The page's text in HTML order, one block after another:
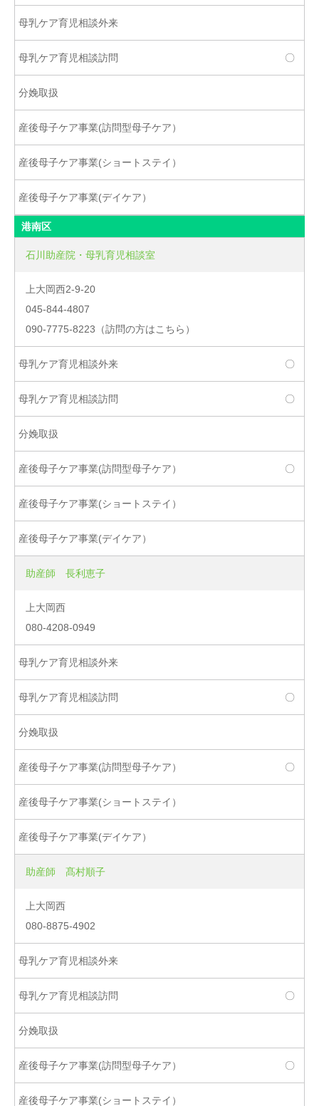
〇
港南区
石川助産院・母乳育児相談室
上大岡西2-9-20
045-844-4807
090-7775-8223（訪問の方はこちら）
〇
〇
〇
助産師 長利恵子
上大岡西
080-4208-0949
〇
〇
助産師 髙村順子
上大岡西
080-8875-4902
〇
〇